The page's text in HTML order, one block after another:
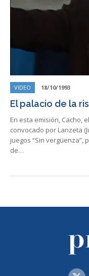
VIDEO 18/10/1993
El palacio de la
En esta emisión, Cacho,
convocado por Lanzeta
juegos “Sin vergüenza”,
de…